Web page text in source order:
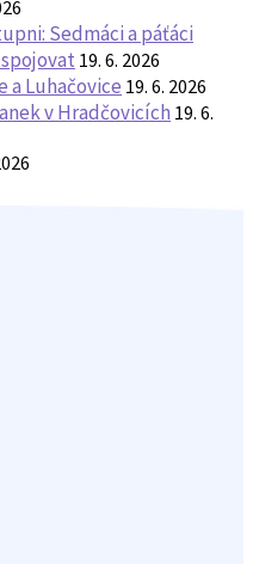
Sedmáci a páťáci
19. 6. 2026
a Luhačovice 19. 6. 2026
v Hradčovicích 19. 6.